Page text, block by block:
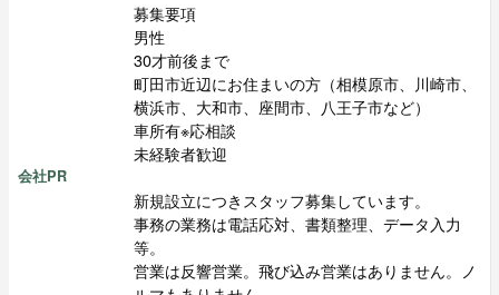
会社PR
募集要項
男性
30才前後まで
町田市近辺にお住まいの方（相模原市、川崎市、
横浜市、大和市、座間市、八王子市など）
車所有※応相談
未経験者歓迎
新規設立につきスタッフ募集しています。
事務の業務は電話応対、書類整理、データ入力
等。
営業は反響営業。飛び込み営業はありません。ノ